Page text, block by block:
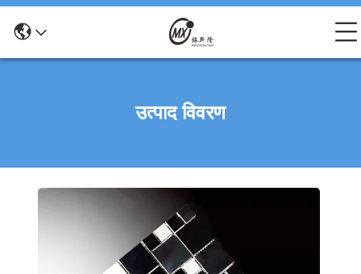
उत्पाद विवरण